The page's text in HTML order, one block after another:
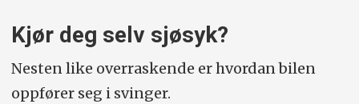
Kjør deg selv sjøsyk?
Nesten like overraskende er hvordan bilen
oppfører seg i svinger.